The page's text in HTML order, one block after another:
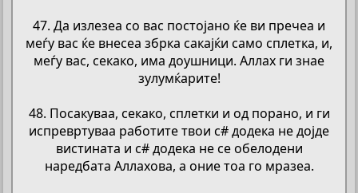
47. Да излезеа со вас постојано ќе ви пречеа и
меѓу вас ќе внесеа збрка сакајќи само сплетка, и,
меѓу вас, секако, има доушници. Аллах ги знае
зулумќарите!
48. Посакуваа, секако, сплетки и од порано, и ги
испревртуваа работите твои с# додека не дојде
вистината и с# додека не се обелодени
наредбата Аллахова, а оние тоа го мразеа.